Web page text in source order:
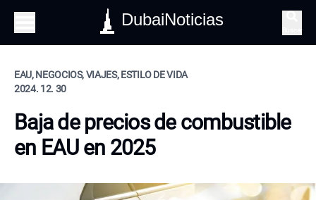
DubaiNoticias
EAU, NEGOCIOS, VIAJES, ESTILO DE VIDA
2024. 12. 30
Baja de precios de combustible
en EAU en 2025